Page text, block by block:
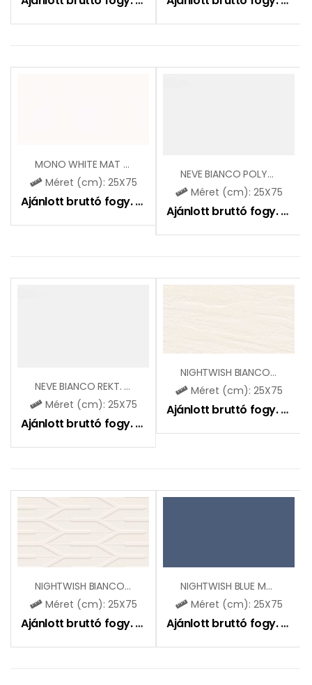
MONO WHITE MAT (CCR38)
Méret (cm): 25X75
Ajánlott bruttó fogy. ár: 9390
NEVE BIANCO POLYSK
Méret (cm): 25X75
Ajánlott bruttó fogy. ár:
NEVE BIANCO REKT. MAT
Méret (cm): 25X75
Ajánlott bruttó fogy. ár:
NIGHTWISH BIANCO STR A MAT
Méret (cm): 25X75
Ajánlott bruttó fogy. ár:
NIGHTWISH BIANCO STR B MAT
Méret (cm): 25X75
Ajánlott bruttó fogy. ár: 11400Ft
NIGHTWISH BLUE MAT
Méret (cm): 25X75
Ajánlott bruttó fogy. ár: